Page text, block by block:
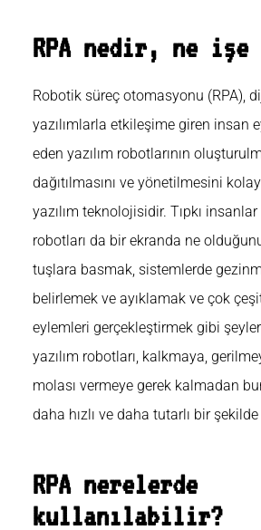
RPA nedir, ne işe
Robotik süreç otomasyonu (RPA),
yazılımlarla etkileşime giren insan
eden yazılım robotlarının
dağıtılmasını ve yönetilmesini
yazılım teknolojisidir. Tıpkı insanlar
robotları da bir ekranda ne
tuşlara basmak, sistemlerde
belirlemek ve ayıklamak ve çok
eylemleri gerçekleştirmek gibi
yazılım robotları, kalkmaya,
molası vermeye gerek kalmadan
daha hızlı ve daha tutarlı bir
RPA nerelerde
kullanılabilir?